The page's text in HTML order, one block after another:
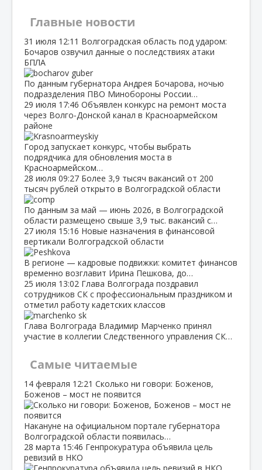
Главные новости
31 июля 12:11 Волгоградская область под ударом:
Бочаров озвучил данные о последствиях атаки
БПЛА
По данным губернатора Андрея Бочарова, ночью
подразделения ПВО Минобороны России…
29 июля 17:46 Объявлен конкурс на ремонт моста
через Волго‑Донской канал в Красноармейском
районе
Город запускает конкурс, чтобы выбрать
подрядчика для обновления моста в
Красноармейском…
28 июля 09:27 Более 3,9 тысяч вакансий от 200
тысяч рублей открыто в Волгоградской области
По данным за май — июнь 2026, в Волгоградской
области размещено свыше 3,9 тыс. вакансий с…
27 июля 15:16 Новые назначения в финансовой
вертикали Волгоградской области
В регионе — кадровые подвижки: комитет финансов
временно возглавит Ирина Пешкова, до…
25 июля 13:02 Глава Волгограда поздравил
сотрудников СК с профессиональным праздником и
отметил работу кадетских классов
Глава Волгограда Владимир Марченко принял
участие в коллегии Следственного управления СК…
Самые читаемые
14 февраля 12:21 Сколько ни говори: Боженов,
Боженов – мост не появится
Накануне на официальном портале губернатора
Волгоградской области появилась…
28 марта 15:46 Генпрокуратура объявила цель
ревизий в НКО